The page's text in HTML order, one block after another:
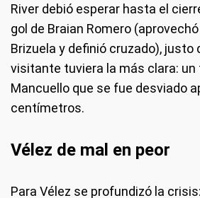
River debió esperar hasta el
gol de Braian Romero
Brizuela y definió cruzado), justo
visitante tuviera la más clara: un
Mancuello que se fue desviado
centímetros.
Vélez de mal en peor
Para Vélez se profundizó la